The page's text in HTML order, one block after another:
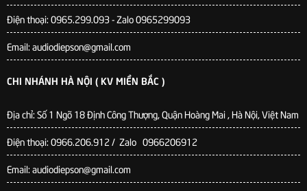
Điện thoại: 0965.299.093 - Zalo 0965299093
Email: audiodiepson@gmail.com
CHI NHÁNH HÀ NỘI ( KV MIỀN BẮC )
Địa chỉ: Số 1 Ngõ 18 Định Công Thượng, Quận Hoàng Mai , Hà Nội, Việt Nam
Điện thoại: 0966.206.912 / Zalo 0966206912
Email: audiodiepson@gmail.com